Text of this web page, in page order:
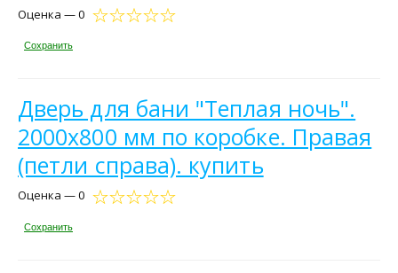
Оценка — 0
Сохранить
Дверь для бани "Теплая ночь".
2000х800 мм по коробке. Правая
(петли справа). купить
Оценка — 0
Сохранить